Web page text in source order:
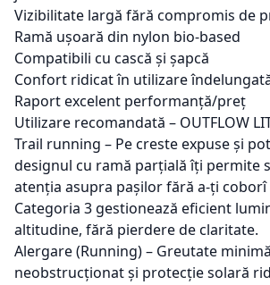
Vizibilitate largă fără compromis de
Ramă ușoară din nylon bio-based
Compatibili cu cască și șapcă
Confort ridicat în utilizare
Raport excelent performanță/preț
Utilizare recomandată – OUTFLOW
Trail running – Pe creste expuse și
designul cu ramă parțială îți permite
atenția asupra pașilor fără a-ți
Categoria 3 gestionează eficient
altitudine, fără pierdere de claritate.
Alergare (Running) – Greutate
neobstrucționat și protecție solară